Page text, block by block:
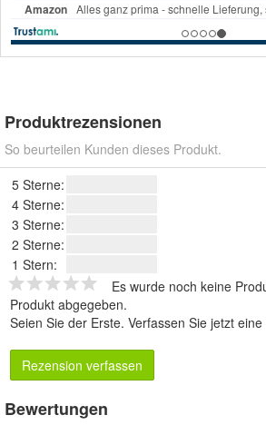
Produktrezensionen
So beurteilen Kunden dieses Produkt.
5 Sterne:
4 Sterne:
3 Sterne:
2 Sterne:
1 Stern:
Es wurde noch keine
Produkt abgegeben.
Seien Sie der Erste. Verfassen Sie jetzt
Rezension verfassen
Bewertungen